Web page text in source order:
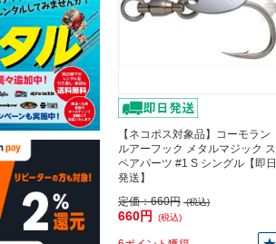
【ネコポス対象品】コーモラン
ルアーフック メタルマジック ス
ペアパーツ #1 S シングル【即日
発送】
定価：660円 (税込)
660円 (税込)